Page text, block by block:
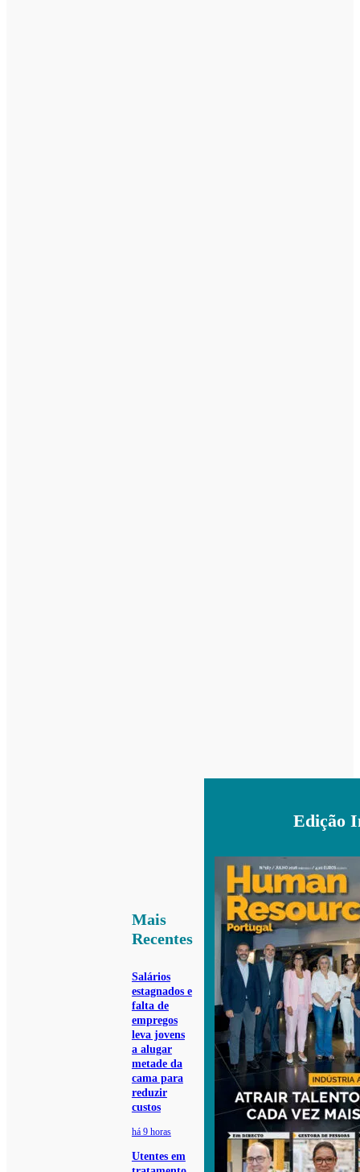
Mais
Recentes
Salários
estagnados e
falta de
empregos
leva jovens
a alugar
metade da
cama para
reduzir
custos
há 9 horas
Utentes em
Edição